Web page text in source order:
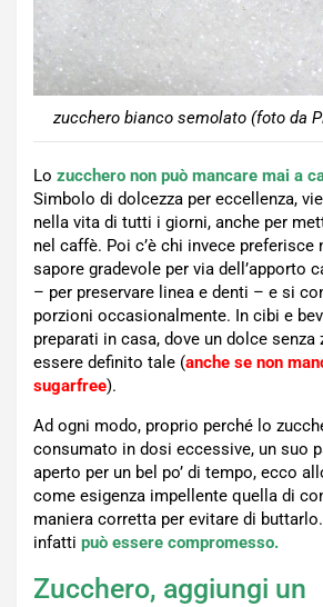
zucchero bianco semolato (foto da
Lo zucchero non può mancare mai a
Simbolo di dolcezza per eccellenza,
nella vita di tutti i giorni, anche per
nel caffè. Poi c’è chi invece preferisce
sapore gradevole per via dell’apporto
– per preservare linea e denti – e si
porzioni occasionalmente. In cibi e
preparati in casa, dove un dolce senza
essere definito tale (anche se non
sugarfree).
Ad ogni modo, proprio perché lo
consumato in dosi eccessive, un suo
aperto per un bel po’ di tempo, ecco
come esigenza impellente quella di
maniera corretta per evitare di
infatti può essere compromesso.
Zucchero, aggiungi un